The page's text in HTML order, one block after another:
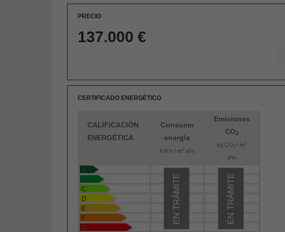
PRECIO
137.000 €
CERTIFICADO ENERGÉTICO
CALIFICACIÓN
ENERGÉTICA
Consumo
energía
kW h / m 2año
Emisiones
CO2
kg CO 2 / m 2
año
A
B
C
D
E
F
G
EN TRÁMITE
EN TRÁMITE